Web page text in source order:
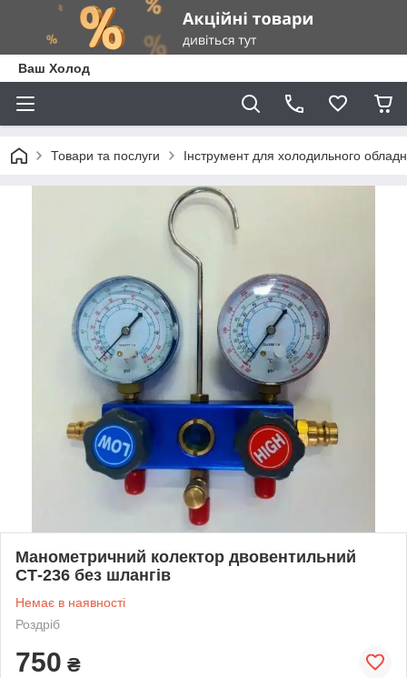
Ваш Холод
Товари та послуги Інструмент для холодильного
Манометричний колектор двовентильний
СТ-236 без шлангів
Немає в наявності
Роздріб
750 ₴